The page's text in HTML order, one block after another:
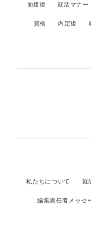
面接後 就活マナー
資格 内定後
私たちについて 就
編集責任者メッセ